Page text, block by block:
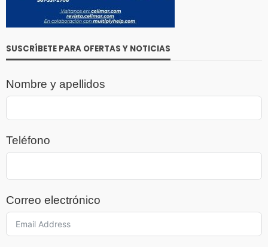
SUSCRÍBETE PARA OFERTAS Y NOTICIAS
Nombre y apellidos
Teléfono
Correo electrónico